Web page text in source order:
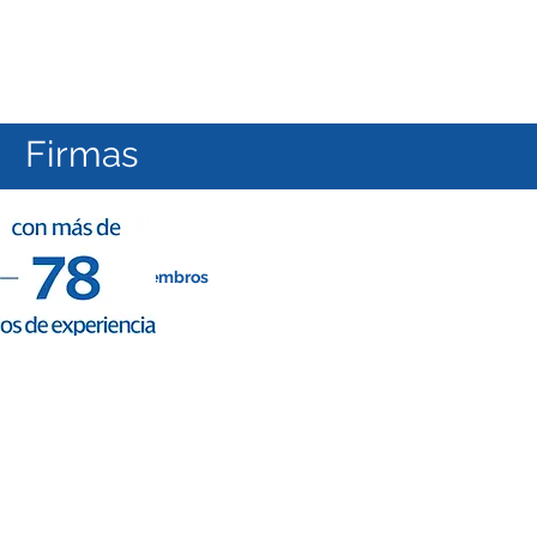
Firmas
Nuestros Miembros